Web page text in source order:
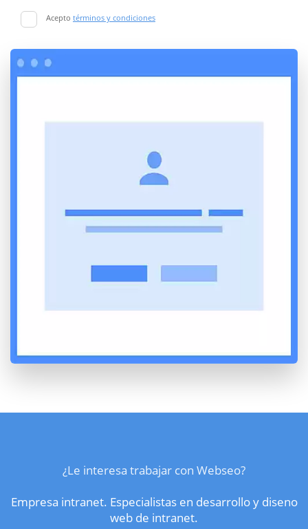
Acepto términos y condiciones
¿Le interesa trabajar con Webseo?
Empresa intranet. Especialistas en desarrollo y diseno
web de intranet.